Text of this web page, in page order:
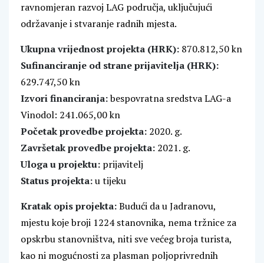
ravnomjeran razvoj LAG područja, uključujući
održavanje i stvaranje radnih mjesta.
Ukupna vrijednost projekta (HRK): 870.812,50 kn
Sufinanciranje od strane prijavitelja (HRK):
629.747,50 kn
Izvori financiranja:bespovratna sredstva LAG-a
Vinodol: 241.065,00 kn
Početak provedbe projekta: 2020. g.
Završetak provedbe projekta: 2021. g.
Uloga u projektu: prijavitelj
Status projekta:u tijeku
Kratak opis projekta:Budući da u Jadranovu,
mjestu koje broji 1224 stanovnika, nema tržnice za
opskrbu stanovništva, niti sve većeg broja turista,
kao ni mogućnosti za plasman poljoprivrednih